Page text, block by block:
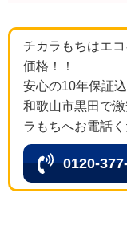
チカラもちはエ
価格！！
安心の10年保証
和歌山市黒田で
ラもちへお電話く
0120-